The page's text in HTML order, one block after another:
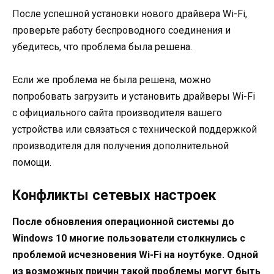
После успешной установки нового драйвера Wi-Fi,
проверьте работу беспроводного соединения и
убедитесь, что проблема была решена.
Если же проблема не была решена, можно
попробовать загрузить и установить драйверы Wi-Fi
с официального сайта производителя вашего
устройства или связаться с технической поддержкой
производителя для получения дополнительной
помощи.
Конфликты сетевых настроек
После обновления операционной системы до
Windows 10 многие пользователи столкнулись с
проблемой исчезновения Wi-Fi на ноутбуке. Одной
из возможных причин такой проблемы могут быть